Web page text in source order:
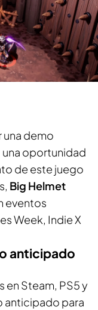
una demo
una oportunidad
de este juego
Big Helmet
eventos
Week, Indie X
anticipado
en Steam, PS5 y
anticipado para